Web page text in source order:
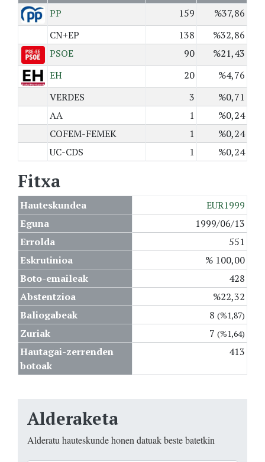
PP
159
%37,86
CN+EP
138
%32,86
PSOE
90
%21,43
EH
20
%4,76
VERDES
3
%0,71
AA
1
%0,24
COFEM-FEMEK
1
%0,24
UC-CDS
1 %0,24
Fitxa
Hauteskundea
EUR1999
Eguna
1999/06/13
Errolda
551
Eskrutinioa
% 100,00
Boto-emaileak
428
Abstentzioa
%22,32
Baliogabeak
8 (%1,87)
Zuriak 7 (%1,64)
Hautagai-zerrenden
botoak
413
Alderaketa
Alderatu hauteskunde honen datuak beste batetkin